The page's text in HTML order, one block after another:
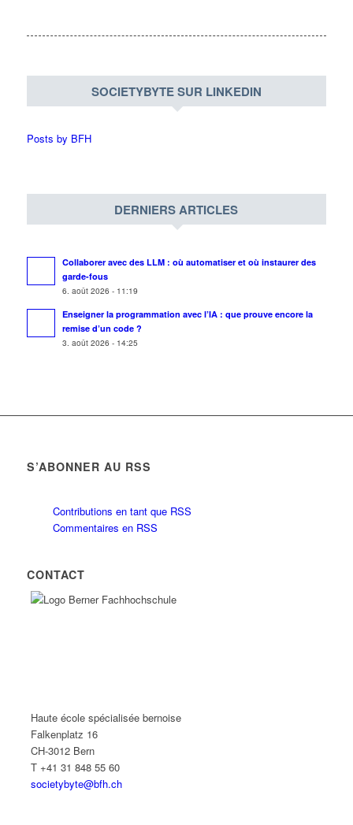
SOCIETYBYTE SUR LINKEDIN
Posts by BFH
DERNIERS ARTICLES
Collaborer avec des LLM : où automatiser et où instaurer des
garde-fous
6. août 2026 - 11:19
Enseigner la programmation avec l’IA : que prouve encore la
remise d’un code ?
3. août 2026 - 14:25
S’ABONNER AU RSS
Contributions en tant que RSS
Commentaires en RSS
CONTACT
Haute école spécialisée bernoise
Falkenplatz 16
CH-3012 Bern
T +41 31 848 55 60
societybyte@bfh.ch